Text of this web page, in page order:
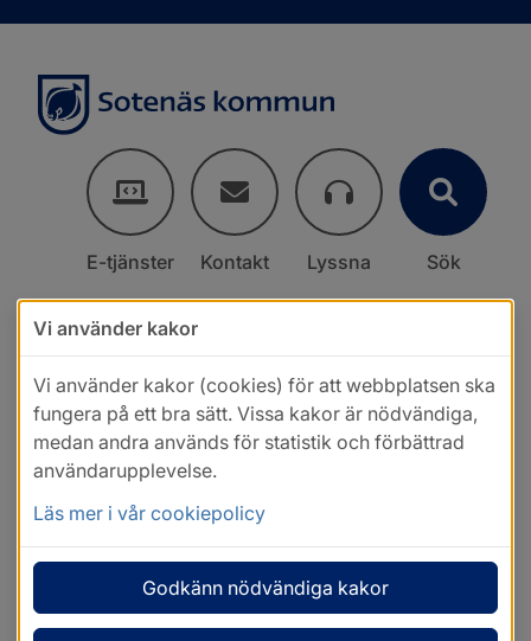
E-tjänster Kontakt Lyssna Sök
Vi använder kakor
Vi använder kakor (cookies) för att webbplatsen ska
fungera på ett bra sätt. Vissa kakor är nödvändiga,
medan andra används för statistik och förbättrad
användarupplevelse.
Läs mer i vår cookiepolicy
Godkänn nödvändiga kakor